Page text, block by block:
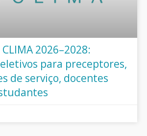
CLIMA 2026–2028:
para preceptores,
de serviço, docentes